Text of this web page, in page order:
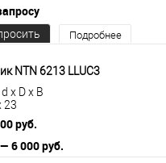
Подробнее
NTN 6213 LLUC3
x D x B
23
руб.
6 000 руб.